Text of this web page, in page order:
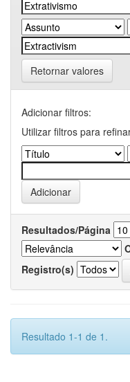
Retornar valores
Adicionar filtros:
Utilizar filtros para
Resultados/Página
Registro(s)
Resultado 1-1 de 1.